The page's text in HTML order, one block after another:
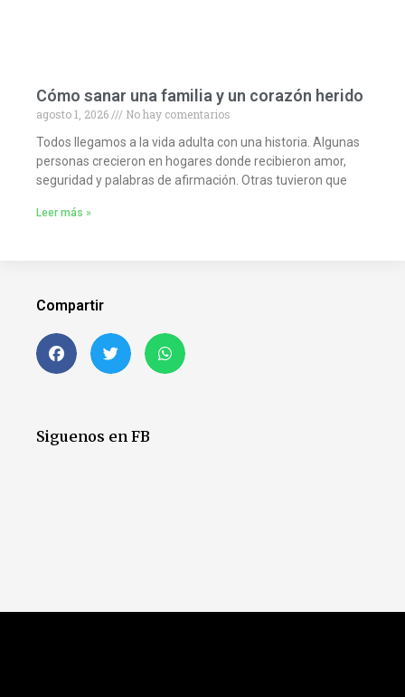
Cómo sanar una familia y un corazón herido
agosto 1, 2026
No hay comentarios
Todos llegamos a la vida adulta con una historia. Algunas
personas crecieron en hogares donde recibieron amor,
seguridad y palabras de afirmación. Otras tuvieron que
Leer más »
Compartir
Siguenos en FB